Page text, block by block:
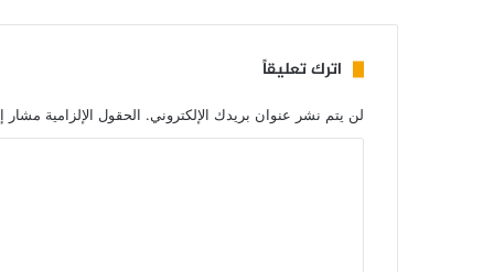
اترك تعليقاً
لن يتم نشر عنوان بريدك الإلكتروني. الحقول الإلزامية مشار